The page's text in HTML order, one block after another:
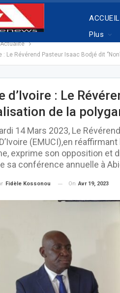
ACCUEIL
Plus
Actualité
: Le Révérend Pasteur Isaac Bodjé dit
d’Ivoire : Le
de la
14 Mars 2023, Le
(EMUCI),en
exprime son opposition et
sa conférence annuelle à
Fidèle Kossonou On Avr 19, 2023